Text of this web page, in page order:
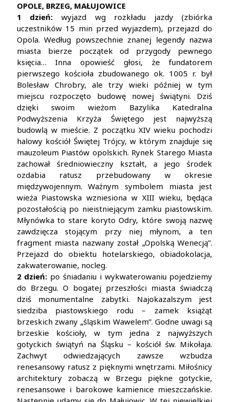
OPOLE, BRZEG, MAŁUJOWICE
1 dzień: wyjazd wg rozkładu jazdy (zbiórka
uczestników 15 min przed wyjazdem), przejazd do
Opola. Według powszechnie znanej legendy nazwa
miasta bierze początek od przygody pewnego
księcia… Inna opowieść głosi, że fundatorem
pierwszego kościoła zbudowanego ok. 1005 r. był
Bolesław Chrobry, ale trzy wieki później w tym
miejscu rozpoczęto budowę nowej świątyni. Dziś
dzięki swoim wieżom Bazylika Katedralna
Podwyższenia Krzyża Świętego jest najwyższą
budowlą w mieście. Z początku XIV wieku pochodzi
halowy kościół Świętej Trójcy, w którym znajduje się
mauzoleum Piastów opolskich. Rynek Starego Miasta
zachował średniowieczny kształt, a jego środek
ozdabia ratusz przebudowany w okresie
międzywojennym. Ważnym symbolem miasta jest
wieża Piastowska wzniesiona w XIII wieku, będąca
pozostałością po nieistniejącym zamku piastowskim.
Młynówka to stare koryto Odry, które swoją nazwę
zawdzięcza stojącym przy niej młynom, a ten
fragment miasta nazwany został „Opolską Wenecją”.
Przejazd do obiektu hotelarskiego, obiadokolacja,
zakwaterowanie, nocleg.
2 dzień: po śniadaniu i wykwaterowaniu pojedziemy
do Brzegu. O bogatej przeszłości miasta świadczą
dziś monumentalne zabytki. Najokazalszym jest
siedziba piastowskiego rodu – zamek książąt
brzeskich zwany „śląskim Wawelem”. Godne uwagi są
brzeskie kościoły, w tym jedna z najwyższych
gotyckich świątyń na Śląsku – kościół św. Mikołaja.
Zachwyt odwiedzających zawsze wzbudza
renesansowy ratusz z pięknymi wnętrzami. Miłośnicy
architektury zobaczą w Brzegu piękne gotyckie,
renesansowe i barokowe kamienice mieszczańskie.